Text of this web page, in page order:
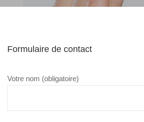
Formulaire de contact
Votre nom (obligatoire)